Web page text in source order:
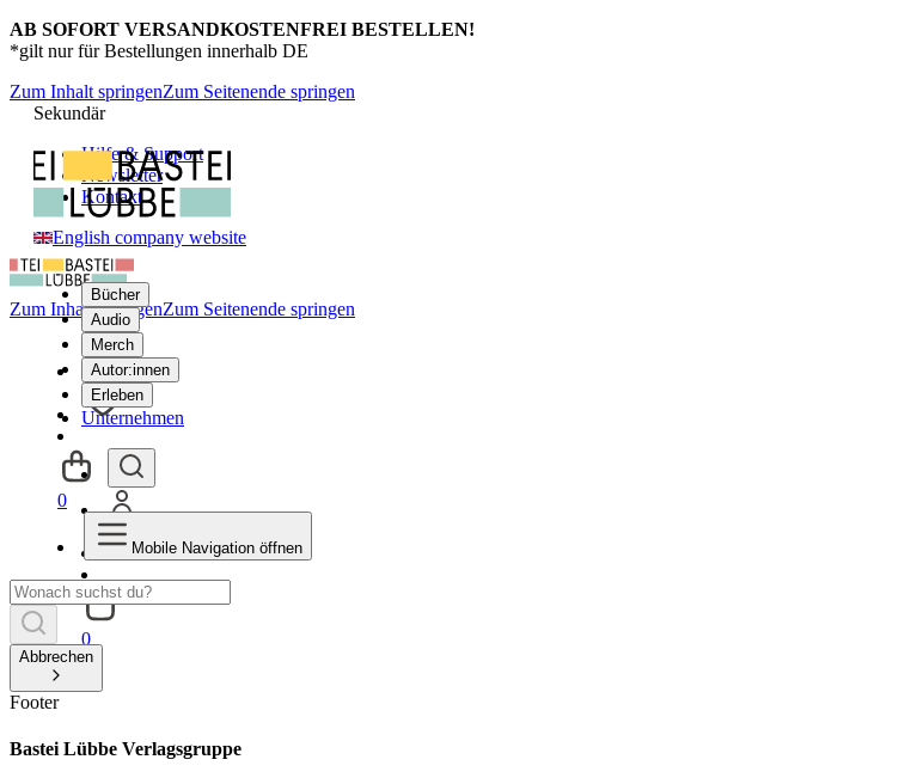
AB SOFORT VERSANDKOSTENFREI BESTELLEN!
*gilt nur für Bestellungen innerhalb DE
Zum Inhalt springenZum Seitenende springen
Sekundär
Hilfe & Support
Newsletter
Kontakt
English company website
Bücher
Audio
Merch
Autor:innen
Erleben
Unternehmen
0
Zum Inhalt springenZum Seitenende springen
0
Mobile Navigation öffnen
Abbrechen
Footer
Bastei Lübbe Verlagsgruppe